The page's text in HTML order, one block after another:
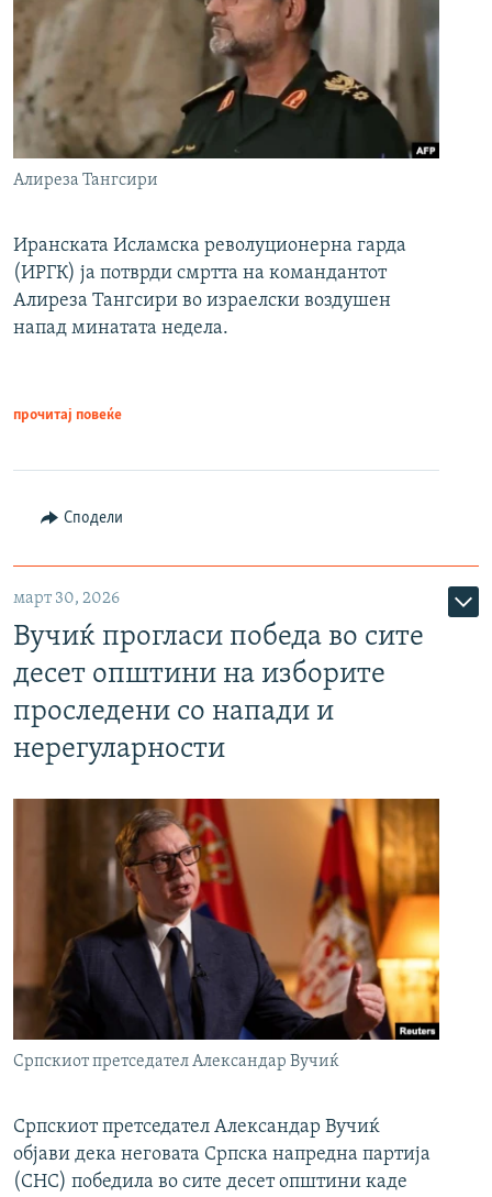
Алиреза Тангсири
Иранската Исламска револуционерна гарда
(ИРГК) ја потврди смртта на командантот
Алиреза Тангсири во израелски воздушен
напад минатата недела.
прочитај повеќе
Сподели
март 30, 2026
Вучиќ прогласи победа во сите
десет општини на изборите
проследени со напади и
нерегуларности
Српскиот претседател Александар Вучиќ
Српскиот претседател Александар Вучиќ
објави дека неговата Српска напредна партија
(СНС) победила во сите десет општини каде